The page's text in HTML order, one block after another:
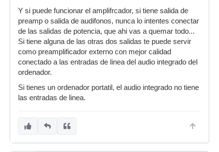
Y si puede funcionar el amplifrcador, si tiene salida de
preamp o salida de audifonos, nunca lo intentes conectar
de las salidas de potencia, que ahi vas a quemar todo...
Si tiene alguna de las otras dos salidas te puede servir
como preamplificador externo con mejor calidad
conectado a las entradas de linea del audio integrado del
ordenador.
Si tienes un ordenador portatil, el audio integrado no tiene
las entradas de linea.